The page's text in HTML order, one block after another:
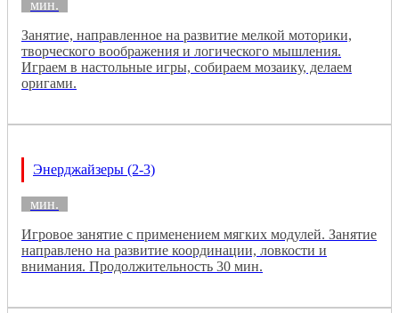
мин.
Занятие, направленное на развитие мелкой моторики,
творческого воображения и логического мышления.
Играем в настольные игры, собираем мозаику, делаем
оригами.
Энерджайзеры (2-3)
мин.
Игровое занятие с применением мягких модулей. Занятие
направлено на развитие координации, ловкости и
внимания. Продолжительность 30 мин.